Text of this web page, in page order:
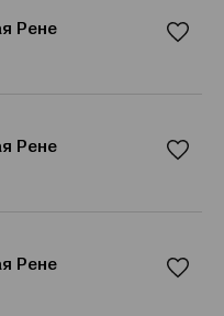
Рене
Рене
Рене